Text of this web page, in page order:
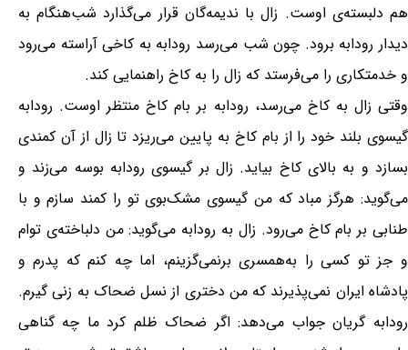
هم دلبسته‌ی اوست. زال با ندیمه‌گان قرار می‌گذارد شب‌هنگام به
دیدار رودابه برود. چون شب می‌رسد رودابه به کاخی آراسته می‌رود
و خدمتکاری را می‌فرستد که زال را به کاخ راهنمایی کند.
وقتی زال به کاخ می‌رسد، رودابه بر بام کاخ منتظر اوست. رودابه
گیسوی بلند خود را از بام کاخ به پایین می‌ریزد تا زال از آن کمندی
بسازد و به بالای کاخ بیاید. زال بر گیسوی رودابه بوسه می‌زند و
می‌گوید: هرگز مباد که من گیسوی مشک‌بوی تو را کمند سازم و با
طنابی بر بام کاخ می‌رود. زال به رودابه می‌گوید: من دلباخته‌ی توام
و جز تو کسی را به‌همسری برنمی‌گزینم، اما چه کنم که پدرم و
پادشاه ایران نمی‌پذیرند که من دختری از نسل ضحاک به زنی گیرم.
رودابه گریان جواب می‌دهد: اگر ضحاک ظلم کرد ما چه گناهی